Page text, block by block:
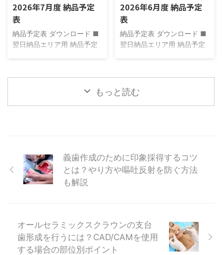
2026年7月度 納品予定
表
納品予定表 ダウンロード ■
翌日納品エリア用 納品予定
品予定表_2026.07_翌々日ダ
2026年6月度 納品予定
表
納品予定表 ダウンロード ■
翌日納品エリア用 納品予定
品予定表_2026.06_翌々日ダ
ウンロード
もっと読む
義歯作成のために印象採得するコツ
とは？やり方や嘔吐反射を防ぐ方法
も解説
オールセラミックスクラウンの支台
歯形成を行うには？CAD/CAMを使用
する場合の部位別ポイント